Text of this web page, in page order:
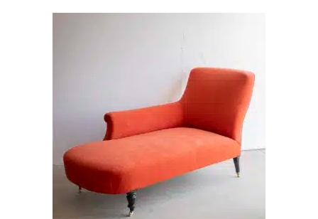
AJOUTER AU PANIER